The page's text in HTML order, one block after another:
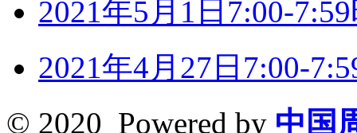
2021年5月1日7:00-
2021年4月27日7:00-
© 2020 Powered by 中国